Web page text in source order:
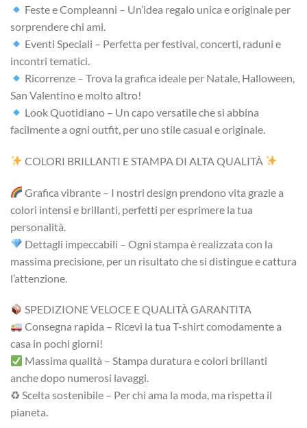
Feste e Compleanni – Un’idea regalo unica e originale per
sorprendere chi ami.
Eventi Speciali – Perfetta per festival, concerti, raduni e
incontri tematici.
Ricorrenze – Trova la grafica ideale per Natale, Halloween,
San Valentino e molto altro!
Look Quotidiano – Un capo versatile che si abbina
facilmente a ogni outfit, per uno stile casual e originale.
COLORI BRILLANTI E STAMPA DI ALTA QUALITÀ
Grafica vibrante – I nostri design prendono vita grazie a
colori intensi e brillanti, perfetti per esprimere la tua
personalità.
Dettagli impeccabili – Ogni stampa è realizzata con la
massima precisione, per un risultato che si distingue e cattura
l’attenzione.
SPEDIZIONE VELOCE E QUALITÀ GARANTITA
Consegna rapida – Ricevi la tua T-shirt comodamente a
casa in pochi giorni!
Massima qualità – Stampa duratura e colori brillanti
anche dopo numerosi lavaggi.
♻ Scelta sostenibile – Per chi ama la moda, ma rispetta il
pianeta.